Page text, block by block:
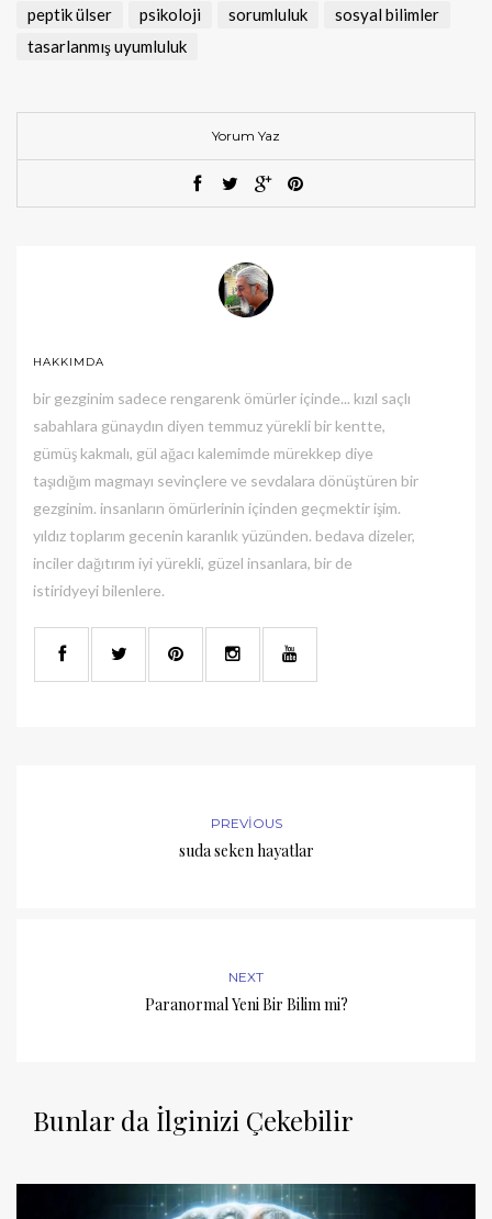
peptik ülser psikoloji sorumluluk
sosyal bilimler
tasarlanmış uyumluluk
Yorum Yaz
HAKKIMDA
bir gezginim sadece rengarenk ömürler içinde... kızıl saçlı
sabahlara günaydın diyen temmuz yürekli bir kentte,
gümüş kakmalı, gül ağacı kalemimde mürekkep diye
taşıdığım magmayı sevinçlere ve sevdalara dönüştüren bir
gezginim. insanların ömürlerinin içinden geçmektir işim.
yıldız toplarım gecenin karanlık yüzünden. bedava dizeler,
inciler dağıtırım iyi yürekli, güzel insanlara, bir de
istiridyeyi bilenlere.
PREVIOUS
suda seken hayatlar
NEXT
Paranormal Yeni Bir Bilim mi?
Bunlar da İlginizi Çekebilir